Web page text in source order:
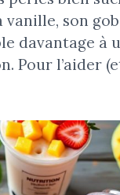
son
davantage à
Pour l’aider